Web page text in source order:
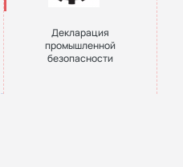
Декларация
промышленной
безопасности